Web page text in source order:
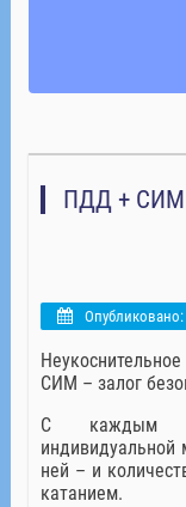
ПДД +
СИМ – залог
С каждым
индивидуальной
ней – и
катанием.